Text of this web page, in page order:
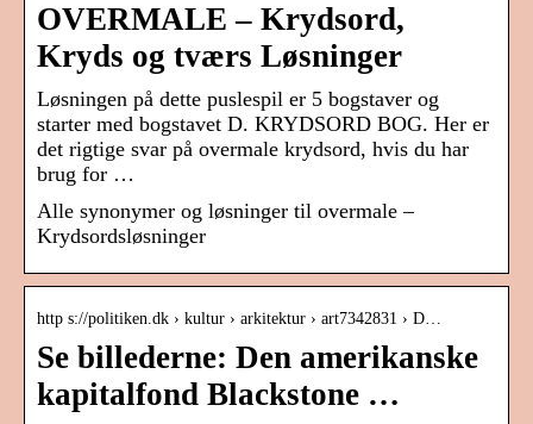
OVERMALE – Krydsord,
Kryds og tværs Løsninger
Løsningen på dette puslespil er 5 bogstaver og
starter med bogstavet D. KRYDSORD BOG. Her er
det rigtige svar på overmale krydsord, hvis du har
brug for …
Alle synonymer og løsninger til overmale –
Krydsordsløsninger
http s://politiken.dk › kultur › arkitektur › art7342831 › D…
Se billederne: Den amerikanske
kapitalfond Blackstone …